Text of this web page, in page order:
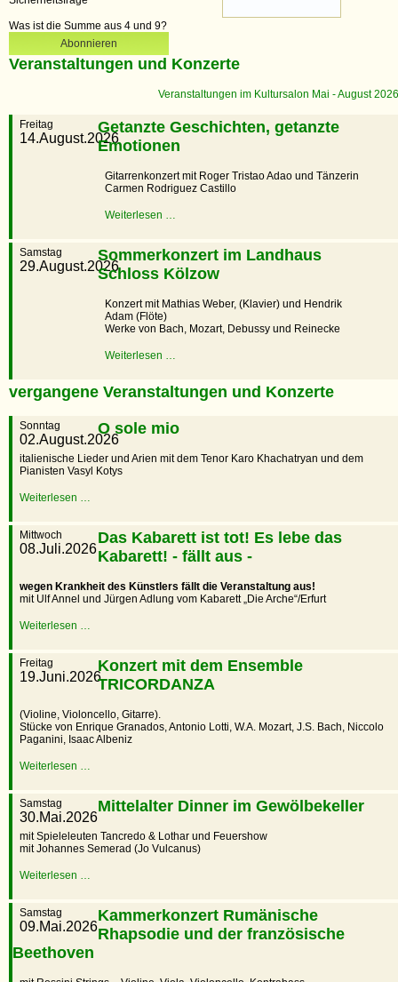
Was ist die Summe aus 4 und 9?
Abonnieren
Veranstaltungen und Konzerte
Veranstaltungen im Kultursalon Mai - August
Freitag
14.August.2026
Getanzte Geschichten, getanzte
Emotionen
Gitarrenkonzert mit Roger Tristao Adao und Tänzerin
Carmen Rodriguez Castillo
Weiterlesen …
Samstag
29.August.2026
Sommerkonzert im Landhaus
Schloss Kölzow
Konzert mit Mathias Weber, (Klavier) und Hendrik
Adam (Flöte)
Werke von Bach, Mozart, Debussy und Reinecke
Weiterlesen …
vergangene Veranstaltungen und Konzerte
Sonntag
02.August.2026
O sole mio
italienische Lieder und Arien mit dem Tenor Karo Khachatryan und dem
Pianisten Vasyl Kotys
Weiterlesen …
Mittwoch
08.Juli.2026
Das Kabarett ist tot! Es lebe das
Kabarett! - fällt aus -
wegen Krankheit des Künstlers fällt die Veranstaltung aus!
mit Ulf Annel und Jürgen Adlung vom Kabarett „Die Arche“/Erfurt
Weiterlesen …
Freitag
19.Juni.2026
Konzert mit dem Ensemble
TRICORDANZA
(Violine, Violoncello, Gitarre).
Stücke von Enrique Granados, Antonio Lotti, W.A. Mozart, J.S. Bach, Niccolo
Paganini, Isaac Albeniz
Weiterlesen …
Samstag
30.Mai.2026
Mittelalter Dinner im Gewölbekeller
mit Spieleleuten Tancredo & Lothar und Feuershow
mit Johannes Semerad (Jo Vulcanus)
Weiterlesen …
Samstag
09.Mai.2026
Kammerkonzert Rumänische
Rhapsodie und der französische
Beethoven